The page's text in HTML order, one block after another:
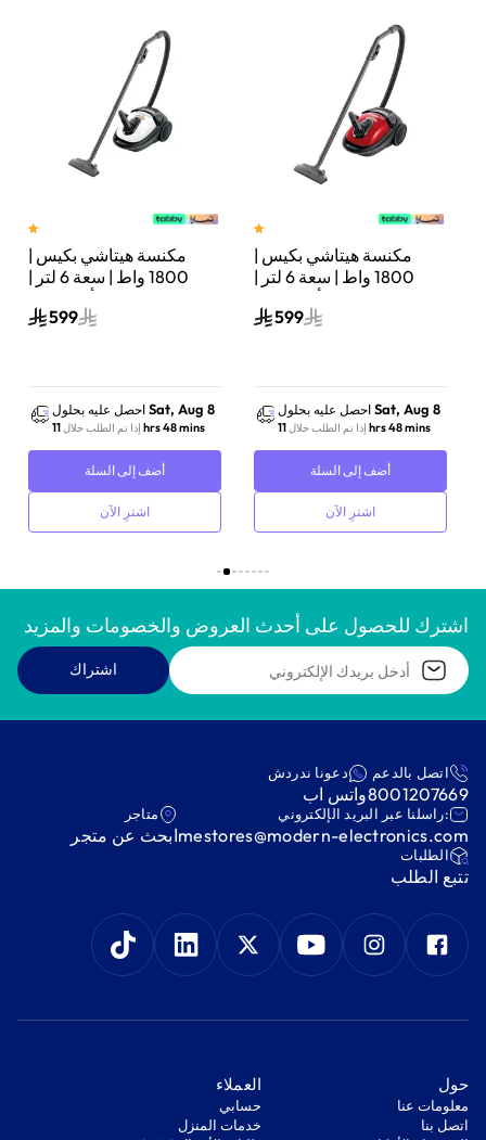
مكنسة هيتاشي بكيس |
1800 واط | سعة 6 لتر |
599
احصل عليه بحلول Sat, Aug 8
إذا تم الطلب خلال 11 hrs 48 mins
أضف إلى السلة
اشترِ الآن
مكنسة هيتاشي بكيس |
1800 واط | سعة 6 لتر |
599
احصل عليه بحلول Sat, Aug 8
إذا تم الطلب خلال 11 hrs 48 mins
أضف إلى السلة
اشترِ الآن
اشترك للحصول على أحدث العروض والخصومات والمزيد
اشتراك
اتصل بالدعم
8001207669
دعونا ندردش
واتس اب
:راسلنا عبر البريد الإلكتروني
mestores@modern-electronics.com
متاجر
ابحث عن متجر
‫الطلبات‬
‫تتبع الطلب‬
‫حول‬
معلومات عنا
اتصل بنا
‫العملاء‬
‫حسابي‬
‫خدمات المنزل‬